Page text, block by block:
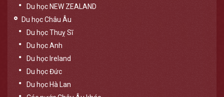
Du học NEW ZEALAND
Du học Châu Âu
Du học Thuỵ Sĩ
Du học Anh
Du học Ireland
Du học Đức
Du học Hà Lan